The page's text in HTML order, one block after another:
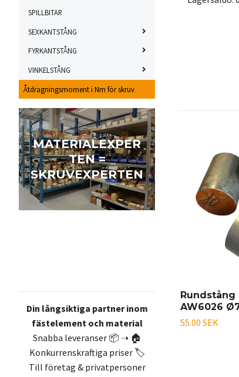
SPILLBITAR
SEXKANTSTÅNG
FYRKANTSTÅNG
VINKELSTÅNG
Åtdragningsmoment i Nm för skruv
MATERIALEXPER
TEN =
SKRUVEXPERTEN
Din långsiktiga partner inom
fästelement och material
Snabba leveranser 📦 ➝ 🏠
Konkurrenskraftiga priser 🏷️
Till företag & privatpersoner
AW6026
55.00 SEK